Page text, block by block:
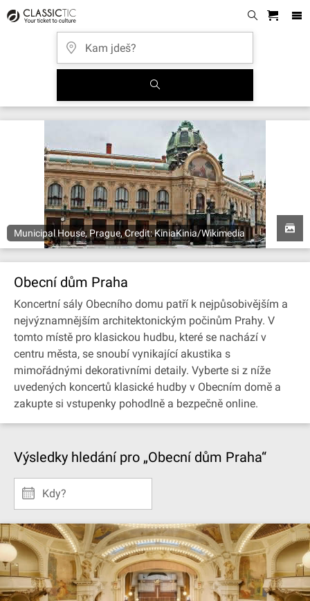
Municipal House, Prague, Credit: KiniaKinia/Wikimedia
Obecní dům Praha
Koncertní sály Obecního domu patří k nejpůsobivějším a
nejvýznamnějším architektonickým počinům Prahy. V
tomto místě pro klasickou hudbu, které se nachází v
centru města, se snoubí vynikající akustika s
mimořádnými dekorativními detaily. Vyberte si z níže
uvedených koncertů klasické hudby v Obecním domě a
zakupte si vstupenky pohodlně a bezpečně online.
Výsledky hledání pro „Obecní dům Praha“
Kdy?